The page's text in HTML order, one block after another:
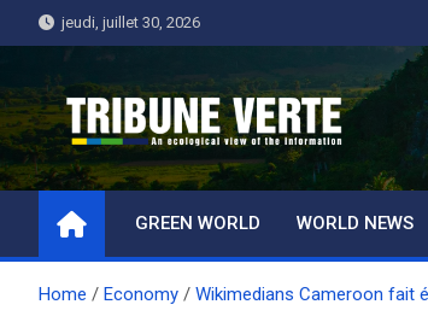
to
jeudi, juillet 30, 2026
Tribune Verte
Un regard écologique de l'information
GREEN WORLD WORLD NEWS
Home Economy Wikimedians Cameroon fait